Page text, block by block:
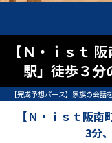
【Ｎ・ｉｓｔ
駅」徒歩３分
【完成予想パース】家族の会
【Ｎ・ｉｓｔ阪
3分
お客様の声
N・istのブラ
N・istチャン